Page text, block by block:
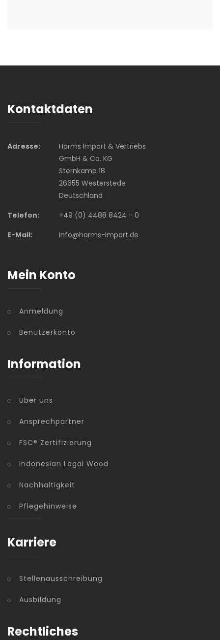
Kontaktdaten
Adresse:
Harms Import & Vertriebs
GmbH & Co. KG
Sternkamp 18
26655 Westerstede
Deutschland
Telefon:
+49 (0) 4488 8424 - 0
E-Mail:
info@harms-import.de
Mein Konto
Anmeldung
Benutzerkonto
Information
Über uns
Ansprechpartner
FSC® Zertifizierung
Indonesian Legal Wood
Nachhaltigkeit
Pflegehinweise
Karriere
Stellenausschreibung
Ausbildung
Rechtliches